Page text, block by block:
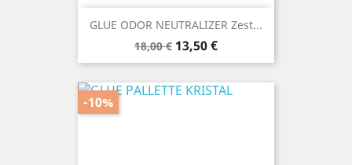
GLUE ODOR NEUTRALIZER Zest...
Prezzo
base
18,00 € Prezzo
13,50 €
-10%